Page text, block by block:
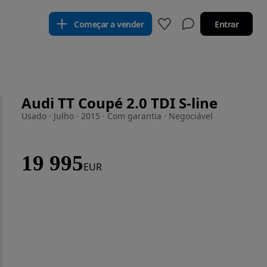
Começar a vender Entrar
Audi TT Coupé 2.0 TDI S-line
Usado · Julho · 2015 · Com garantia · Negociável
19 995EUR